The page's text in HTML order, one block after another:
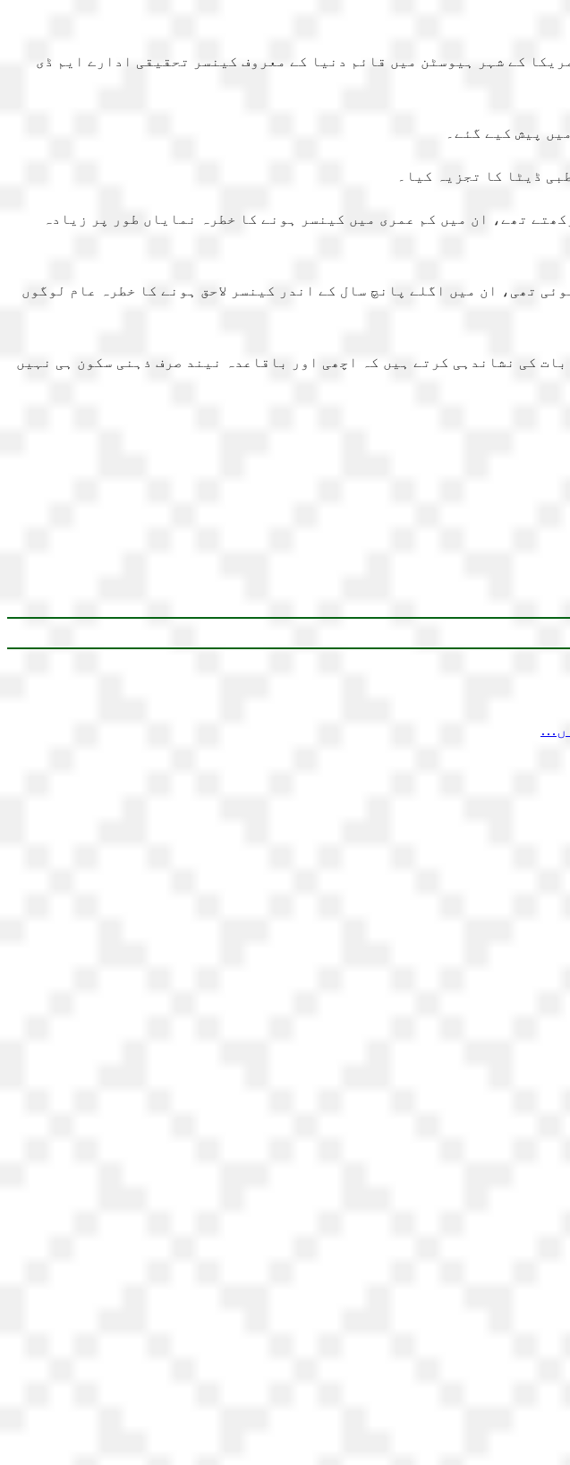
کے شہر ہیوسٹن میں قائم دنیا کے معروف کینسر تحقیقی ادارے ایم ڈی
پیش کیے گئے۔
تھے، ان میں کم عمری میں کینسر ہونے کا خطرہ نمایاں طور پر زیادہ
خوابی کی تشخیص ہوئی تھی، ان میں اگلے پانچ سال کے اندر کینسر لاحق ہونے کا خطرہ عام لوگوں
کی نشاندہی کرتے ہیں کہ اچھی اور باقاعدہ نیند صرف ذہنی سکون ہی نہیں